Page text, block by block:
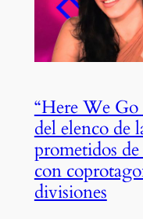
“Here We
del elenco de
prometidos
con
divisiones